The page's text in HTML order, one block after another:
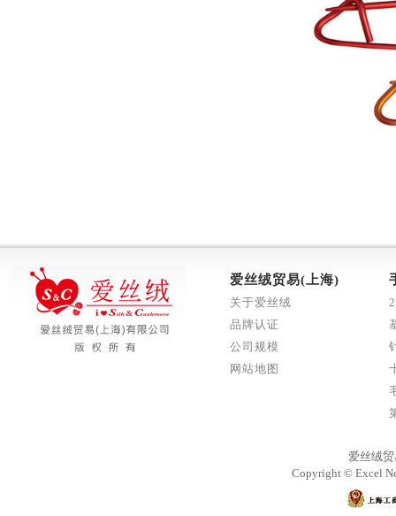
爱丝绒贸易(上海)
关于爱丝绒
品牌认证
公司规模
网站地图
爱丝绒
Copyright © Excel